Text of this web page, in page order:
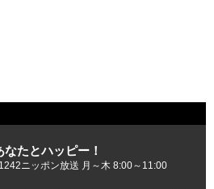
なたとハッピー！
ニッポン放送 月～木 8:00～11:00